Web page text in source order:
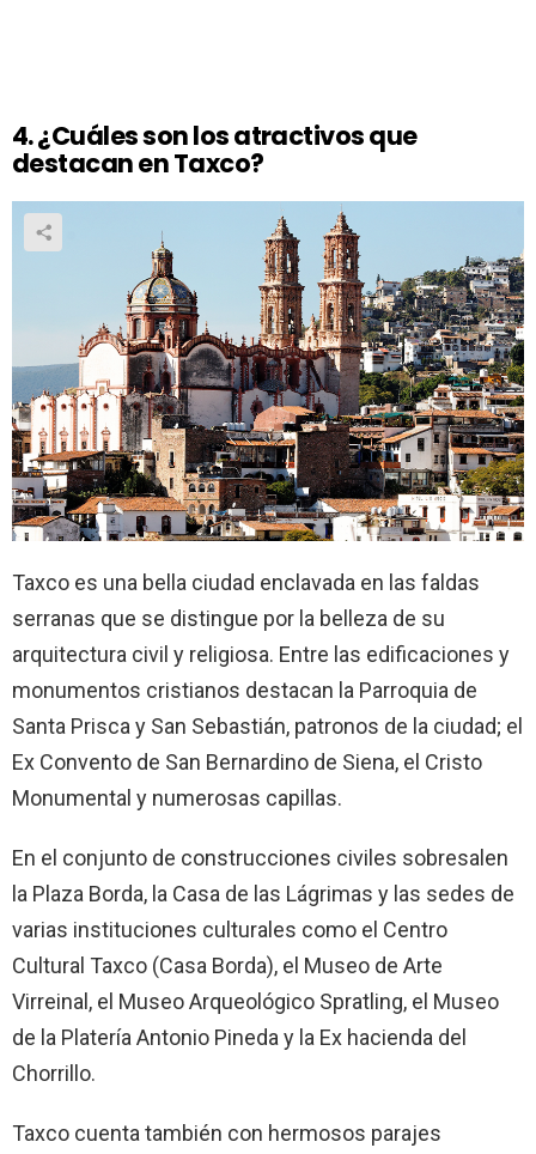
4. ¿Cuáles son los atractivos que
destacan en Taxco?
Taxco es una bella ciudad enclavada en las faldas
serranas que se distingue por la belleza de su
arquitectura civil y religiosa. Entre las edificaciones y
monumentos cristianos destacan la Parroquia de
Santa Prisca y San Sebastián, patronos de la ciudad; el
Ex Convento de San Bernardino de Siena, el Cristo
Monumental y numerosas capillas.
En el conjunto de construcciones civiles sobresalen
la Plaza Borda, la Casa de las Lágrimas y las sedes de
varias instituciones culturales como el Centro
Cultural Taxco (Casa Borda), el Museo de Arte
Virreinal, el Museo Arqueológico Spratling, el Museo
de la Platería Antonio Pineda y la Ex hacienda del
Chorrillo.
Taxco cuenta también con hermosos parajes